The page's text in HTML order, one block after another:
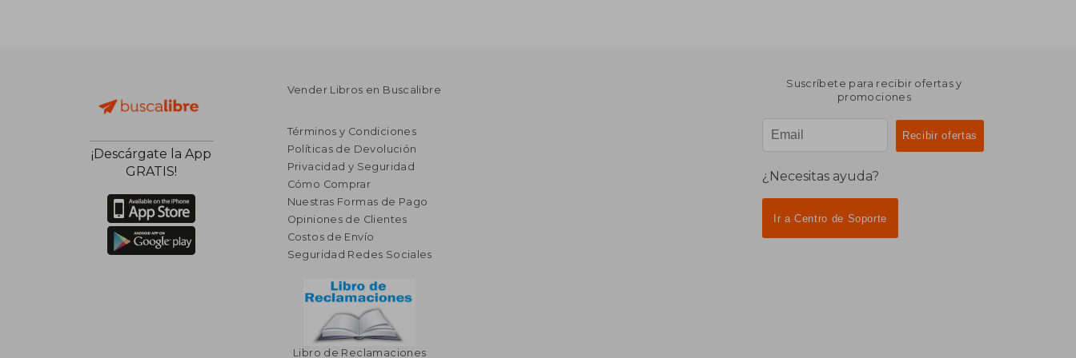
¡Descárgate la App
GRATIS!
Vender Libros en Buscalibre
Términos y Condiciones
Políticas de Devolución
Privacidad y Seguridad
Cómo Comprar
Nuestras Formas de Pago
Opiniones de Clientes
Costos de Envío
Seguridad Redes Sociales
Libro de Reclamaciones
Suscríbete para recibir ofertas y
promociones
¿Necesitas ayuda?
Ir a Centro de Soporte